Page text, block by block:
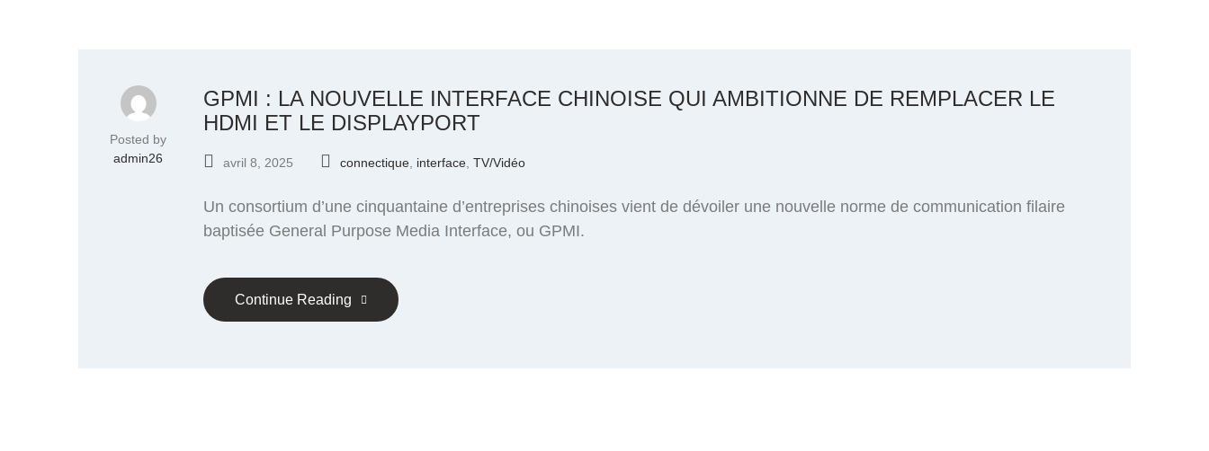
Posted by
admin26
GPMI : LA NOUVELLE INTERFACE CHINOISE QUI AMBITIONNE DE REMPLACER LE
HDMI ET LE DISPLAYPORT
avril 8, 2025 connectique interface TV/Vidéo
Un consortium d’une cinquantaine d’entreprises chinoises vient de dévoiler une nouvelle norme de communication filaire
baptisée General Purpose Media Interface, ou GPMI.
Continue Reading